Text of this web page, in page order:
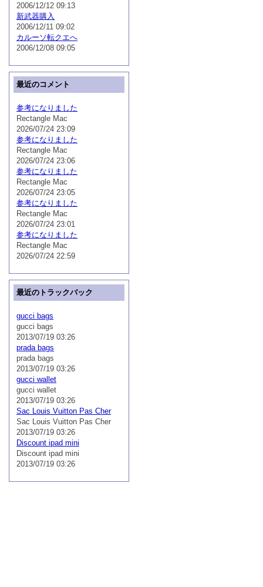
2006/12/12 09:13
新武器購入
2006/12/11 09:02
カルーソ転クエへ
2006/12/08 09:05
最近のコメント
参考になりました
Rectangle Mac
2026/07/24 23:09
参考になりました
Rectangle Mac
2026/07/24 23:06
参考になりました
Rectangle Mac
2026/07/24 23:05
参考になりました
Rectangle Mac
2026/07/24 23:01
参考になりました
Rectangle Mac
2026/07/24 22:59
最近のトラックバック
gucci bags
gucci bags
2013/07/19 03:26
prada bags
prada bags
2013/07/19 03:26
gucci wallet
gucci wallet
2013/07/19 03:26
Sac Louis Vuitton Pas Cher
Sac Louis Vuitton Pas Cher
2013/07/19 03:26
Discount ipad mini
Discount ipad mini
2013/07/19 03:26